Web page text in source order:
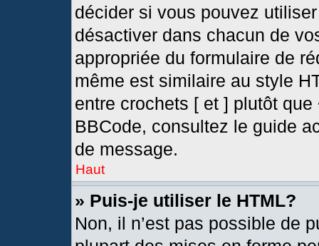
décider si vous pouvez
désactiver dans chacun de
appropriée du formulaire de
même est similaire au style
entre crochets [ et ] plutôt
BBCode, consultez le guide
de message.
Haut
» Puis-je utiliser le HTML?
Non, il n’est pas possible de